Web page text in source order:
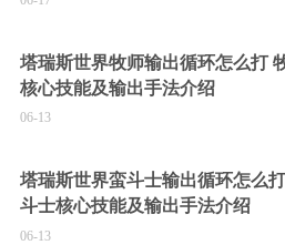
塔瑞斯世界牧师输出循环怎么打
核心技能及输出手法介绍
06-13
塔瑞斯世界蛮斗士输出循环怎么
斗士核心技能及输出手法介绍
06-13